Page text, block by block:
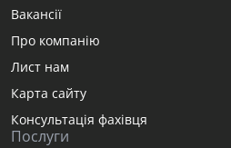
Вакансії
Про компанію
Лист нам
Карта сайту
Консультація фахівця
Послуги